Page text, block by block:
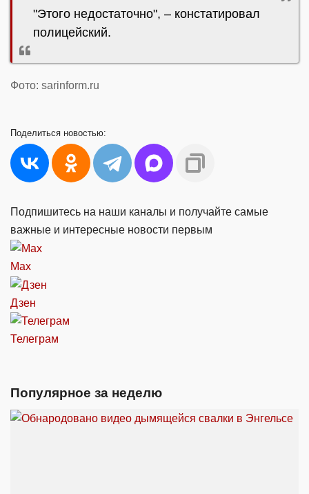
"Этого недостаточно", – констатировал
полицейский.
Фото: sarinform.ru
Поделиться новостью:
Подпишитесь на наши каналы и получайте самые
важные и интересные новости первым
Max
Дзен
Телеграм
Популярное за неделю